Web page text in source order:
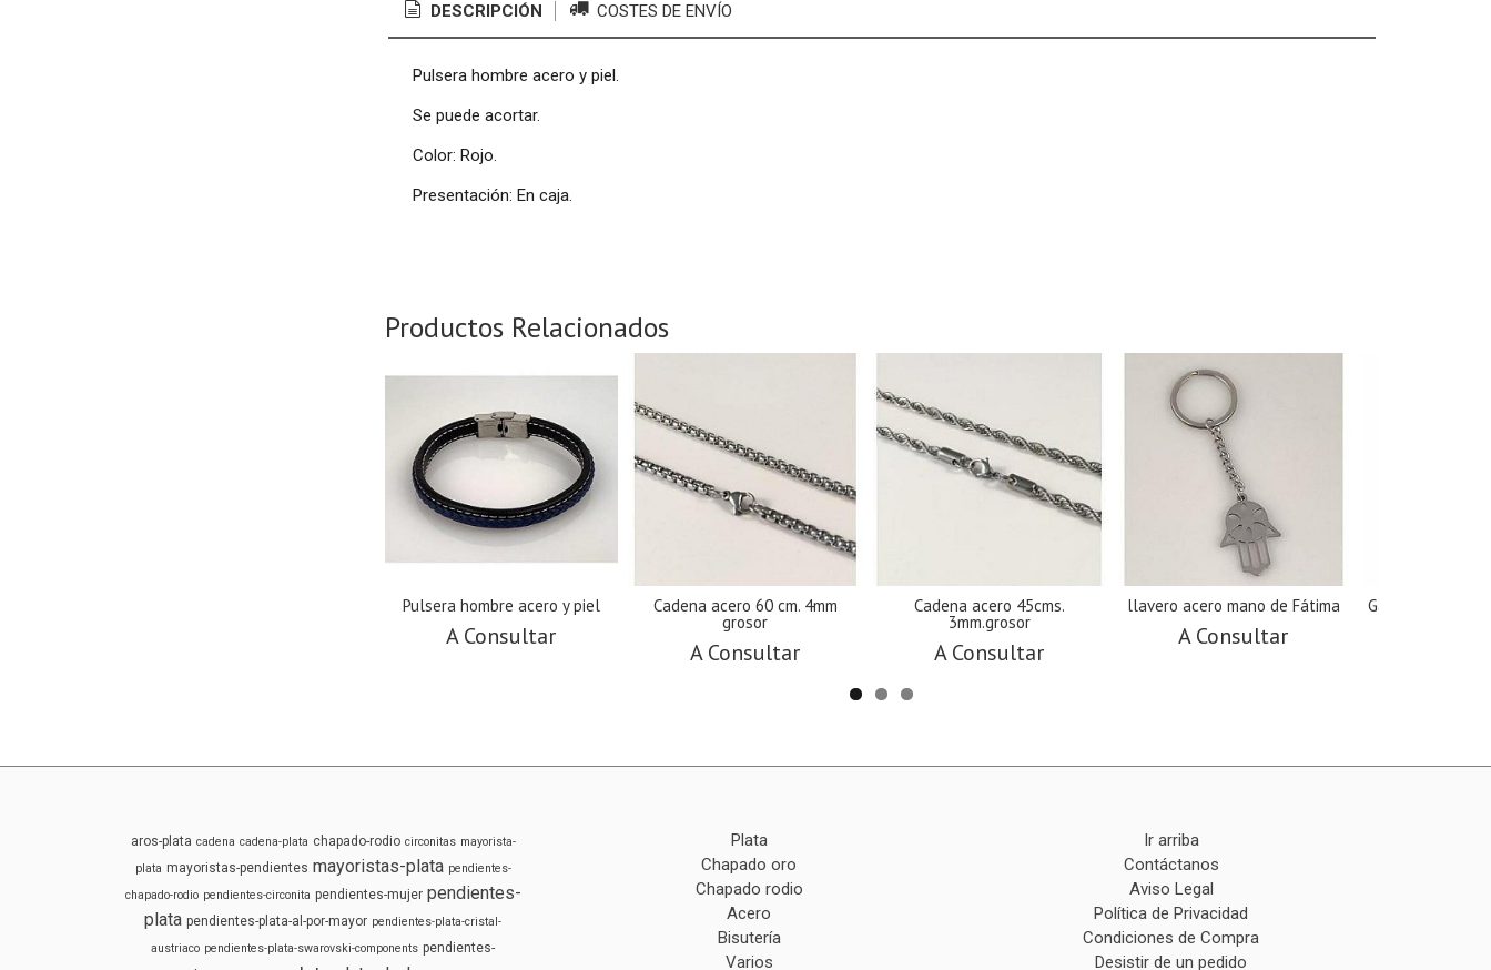
DESCRIPCIÓN COSTES DE ENVÍO
Pulsera hombre acero y piel.
Se puede acortar.
Color: Rojo.
Presentación: En caja.
Productos Relacionados
Pulsera hombre acero y piel
A Consultar
Cadena acero 60 cm. 4mm
grosor
A Consultar
Cadena acero 45cms.
3mm.grosor
A Consultar
llavero acero mano de Fátima
A Consultar
Gargantilla
aros-plata cadena cadena-plata chapado-rodio circonitas mayorista-
plata mayoristas-pendientes mayoristas-plata pendientes-
chapado-rodio pendientes-circonita pendientes-mujer pendientes-
plata pendientes-plata-al-por-mayor pendientes-plata-cristal-
austriaco pendientes-plata-swarovski-components pendientes-
Plata
Chapado oro
Chapado rodio
Acero
Bisutería
Varios
Ir arriba
Contáctanos
Aviso Legal
Política de Privacidad
Condiciones de Compra
Desistir de un pedido